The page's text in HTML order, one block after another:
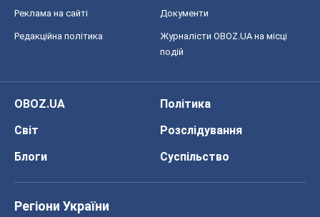
Реклама на сайті Документи
Редакційна політика
Журналісти OBOZ.UA на місці
подій
OBOZ.UA
Політика
Світ
Розслідування
Блоги
Суспільство
Регіони України